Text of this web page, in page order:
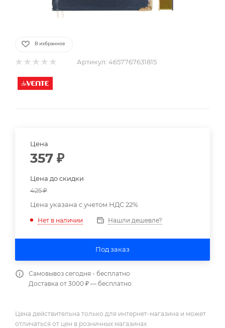
В избранное
Артикул: 4657767631815
Цена
357 ₽
Цена до скидки
425₽
Цена указана с учетом НДС 22%
Нет в наличии Нашли дешевле?
Под заказ
Самовывоз сегодня - бесплатно
Доставка от 3000 ₽ — бесплатно
Цена действительна только для интернет-магазина и может
отличаться от цен в розничных магазинах